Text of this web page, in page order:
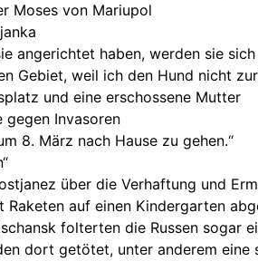
Moses von Mariupol
angerichtet haben, werden sie
Gebiet, weil ich den Hund nicht
und eine erschossene Mutter
gegen Invasoren
8. März nach Hause zu gehen.“
über die Verhaftung und
Raketen auf einen Kindergarten
folterten die Russen sogar
dort getötet, unter anderem eine